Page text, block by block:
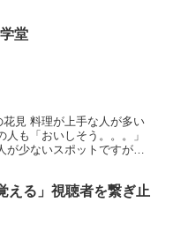
堂
見 料理が上手な人が多い
も「おいしそう。。。」
少ないスポットですが、
える」視聴者を繋ぎ止